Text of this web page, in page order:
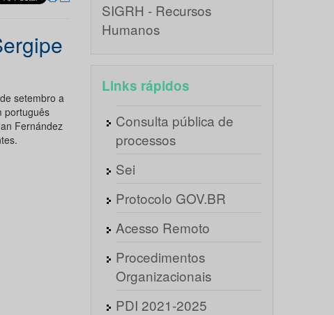
setembro a
português
Fernández
SIGRH - Recursos
Humanos
Links rápidos
Consulta pública de
processos
Sei
Protocolo GOV.BR
Acesso Remoto
Procedimentos
Organizacionais
PDI 2021-2025